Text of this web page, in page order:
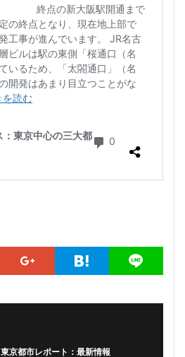
東京都市レポート：最新情報